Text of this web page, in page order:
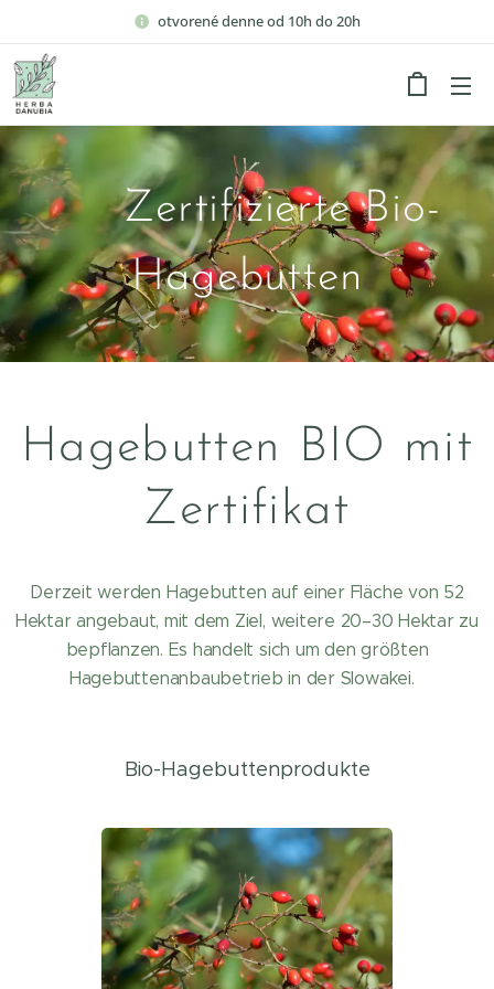
otvorené denne od 10h do 20h
Zertifizierte Bio-
Hagebutten
Hagebutten BIO mit
Zertifikat
Derzeit werden Hagebutten auf einer Fläche von 52
Hektar angebaut, mit dem Ziel, weitere 20–30 Hektar zu
bepflanzen. Es handelt sich um den größten
Hagebuttenanbaubetrieb in der Slowakei.
Bio-Hagebuttenprodukte